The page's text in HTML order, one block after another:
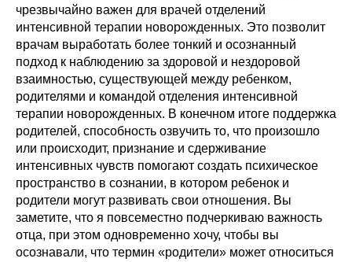
чрезвычайно важен для врачей отделений
интенсивной терапии новорожденных. Это позволит
врачам выработать более тонкий и осознанный
подход к наблюдению за здоровой и нездоровой
взаимностью, существующей между ребенком,
родителями и командой отделения интенсивной
терапии новорожденных. В конечном итоге поддержка
родителей, способность озвучить то, что произошло
или происходит, признание и сдерживание
интенсивных чувств помогают создать психическое
пространство в сознании, в котором ребенок и
родители могут развивать свои отношения. Вы
заметите, что я повсеместно подчеркиваю важность
отца, при этом одновременно хочу, чтобы вы
осознавали, что термин «родители» может относиться